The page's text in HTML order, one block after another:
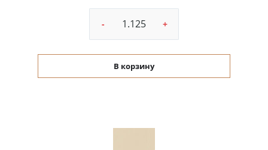
- +
В корзину